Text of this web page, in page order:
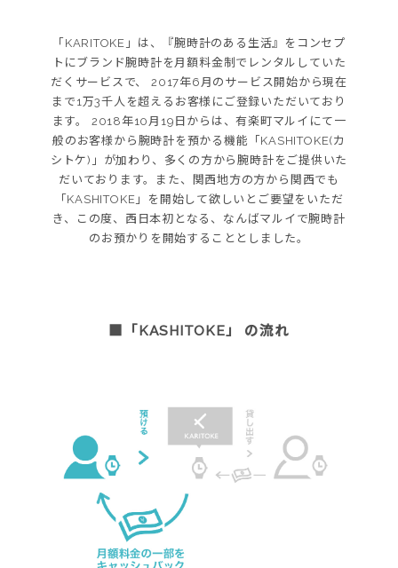
「KARITOKE」は、『腕時計のある生活』をコンセプ
トにブランド腕時計を月額料金制でレンタルしていた
だくサービスで、 2017年6月のサービス開始から現在
まで1万3千人を超えるお客様にご登録いただいており
ます。 2018年10月19日からは、有楽町マルイにて一
般のお客様から腕時計を預かる機能「KASHITOKE(カ
シトケ)」が加わり、多くの方から腕時計をご提供いた
だいております。また、関西地方の方から関西でも
「KASHITOKE」を開始して欲しいとご要望をいただ
き、この度、西日本初となる、なんばマルイで腕時計
のお預かりを開始することとしました。
■「KASHITOKE」 の流れ